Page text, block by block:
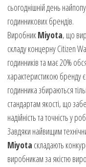
сьогоднішній день
годинникових брендів.
ВиробникMiyota, що
складу концерну Citizen
годинників та має 20%
характеристикою бренду
годинника збираються
стандартам якості, що
надійність та точність у
Завдяки найвищим
Miyota складають
виробникам за якістю